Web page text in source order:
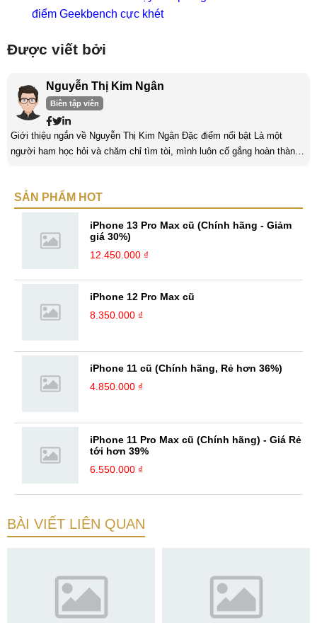
điểm Geekbench cực khét
Được viết bởi
Nguyễn Thị Kim Ngân
Biên tập viên
Giới thiệu ngắn về Nguyễn Thị Kim Ngân Đặc điểm nổi bật Là một
người ham học hỏi và chăm chỉ tìm tòi, mình luôn cố gắng hoàn thành
sẽ nhận được thêm nhiều bài học cũng như kinh nghiệm quý giá. Đặc
SẢN PHẨM HOT
iPhone 13 Pro Max cũ (Chính hãng - Giảm
giá 30%)
12.450.000 ₫
iPhone 12 Pro Max cũ
8.350.000 ₫
iPhone 11 cũ (Chính hãng, Rẻ hơn 36%)
4.850.000 ₫
iPhone 11 Pro Max cũ (Chính hãng) - Giá Rẻ
tới hơn 39%
6.550.000 ₫
BÀI VIẾT LIÊN QUAN